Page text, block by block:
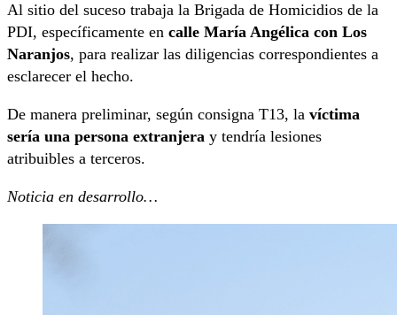
Al sitio del suceso trabaja la Brigada de Homicidios de la
PDI, específicamente en calle María Angélica con Los
Naranjos, para realizar las diligencias correspondientes a
esclarecer el hecho.
De manera preliminar, según consigna T13, la víctima
sería una persona extranjera y tendría lesiones
atribuibles a terceros.
Noticia en desarrollo…